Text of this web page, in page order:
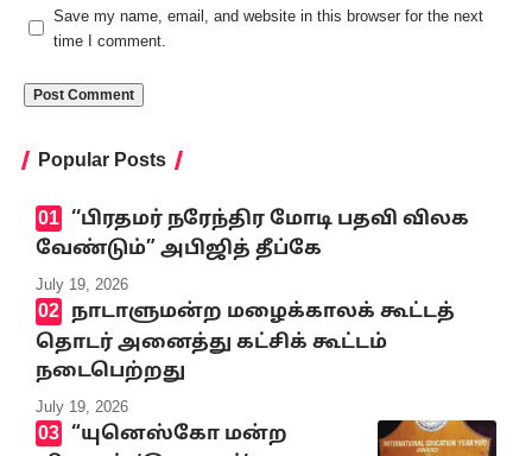
Save my name, email, and website in this browser for the next
time I comment.
Popular Posts
‘‘பிரதமர் நரேந்திர மோடி பதவி விலக
வேண்டும்” அபிஜித் தீப்கே
July 19, 2026
நாடாளுமன்ற மழைக்காலக் கூட்டத்
தொடர் அனைத்து கட்சிக் கூட்டம்
நடைபெற்றது
July 19, 2026
“யுனெஸ்கோ மன்ற